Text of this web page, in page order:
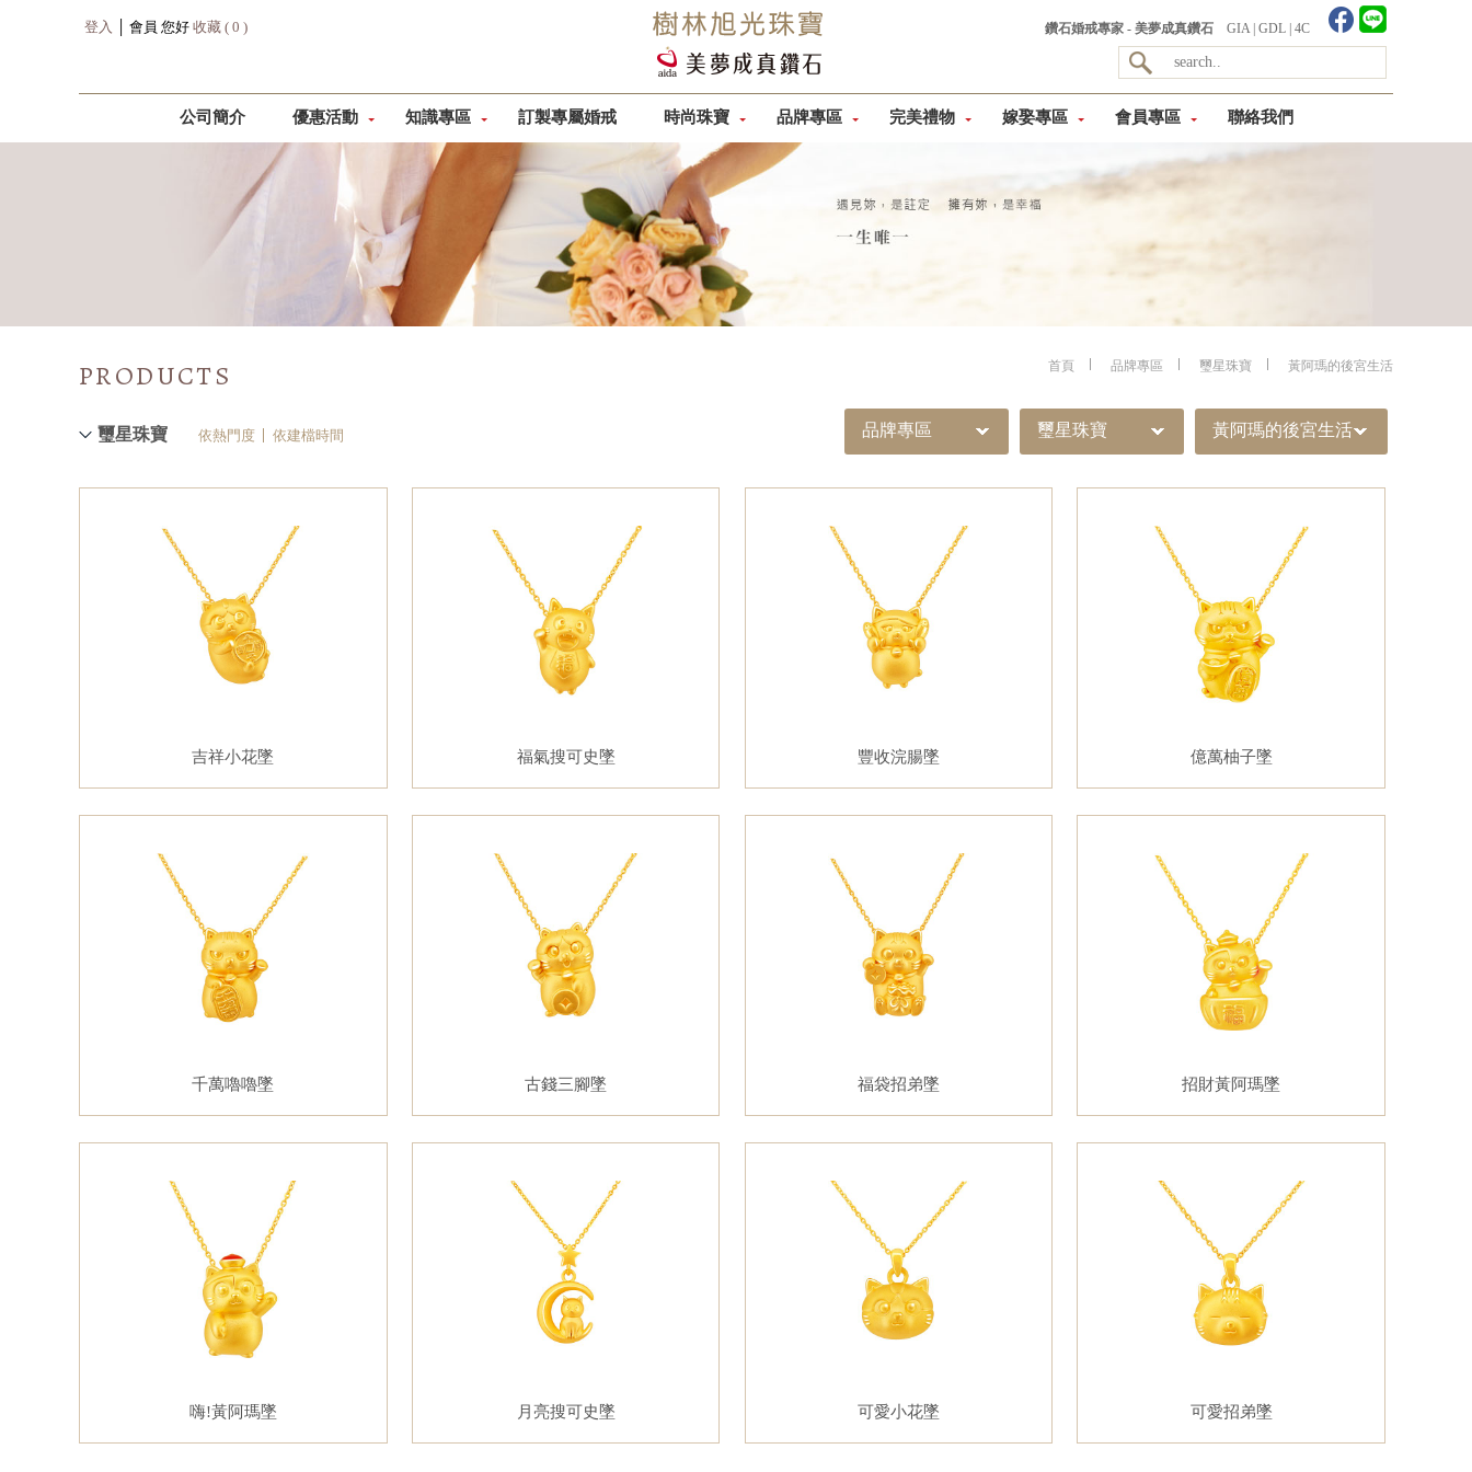
登入 │ 會員 您好 收藏 ( 0 ) 鑽石婚戒專家 - 美夢成真鑽石 GIA| GDL| 4C
公司簡介 優惠活動 知識專區 訂製專屬婚戒 時尚珠寶 品牌專區 完美禮物 嫁娶專區 會員專區 聯絡我們
首頁 品牌專區 璽星珠寶 黃阿瑪的後宮生活
PRODUCTS
品牌專區 璽星珠寶 黃阿瑪的後宮生活
璽星珠寶 依熱門度 依建檔時間
吉祥小花墜 福氣搜可史墜 豐收浣腸墜 億萬柚子墜
千萬嚕嚕墜 古錢三腳墜 福袋招弟墜 招財黃阿瑪墜
嗨!黃阿瑪墜 月亮搜可史墜 可愛小花墜 可愛招弟墜